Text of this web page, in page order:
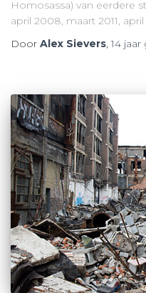
Homosassa) van eerdere
april 2008, maart 2011,
Door Alex Sievers,14 jaar